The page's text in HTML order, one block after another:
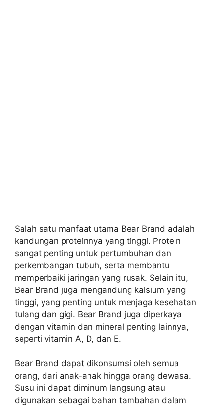
Salah satu manfaat utama Bear Brand adalah
kandungan proteinnya yang tinggi. Protein
sangat penting untuk pertumbuhan dan
perkembangan tubuh, serta membantu
memperbaiki jaringan yang rusak. Selain itu,
Bear Brand juga mengandung kalsium yang
tinggi, yang penting untuk menjaga kesehatan
tulang dan gigi. Bear Brand juga diperkaya
dengan vitamin dan mineral penting lainnya,
seperti vitamin A, D, dan E.
Bear Brand dapat dikonsumsi oleh semua
orang, dari anak-anak hingga orang dewasa.
Susu ini dapat diminum langsung atau
digunakan sebagai bahan tambahan dalam